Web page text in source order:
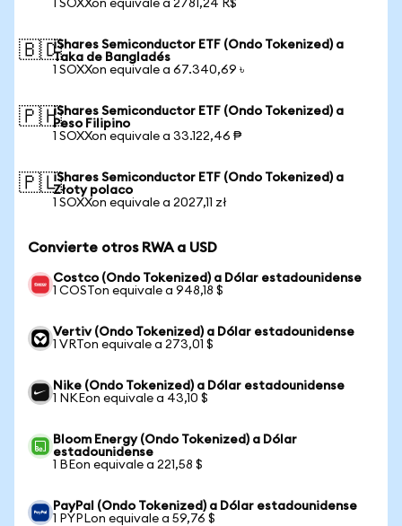
1 SOXXon equivale a 2781,24 R$
🇧🇩iShares Semiconductor ETF (Ondo Tokenized) a
Taka de Bangladés
1 SOXXon equivale a 67.340,69 ৳
🇵🇭iShares Semiconductor ETF (Ondo Tokenized) a
Peso Filipino
1 SOXXon equivale a 33.122,46 ₱
🇵🇱iShares Semiconductor ETF (Ondo Tokenized) a
Złoty polaco
1 SOXXon equivale a 2027,11 zł
Convierte otros RWA a USD
Costco (Ondo Tokenized) a Dólar estadounidense
1 COSTon equivale a 948,18 $
Vertiv (Ondo Tokenized) a Dólar estadounidense
1 VRTon equivale a 273,01 $
Nike (Ondo Tokenized) a Dólar estadounidense
1 NKEon equivale a 43,10 $
Bloom Energy (Ondo Tokenized) a Dólar
estadounidense
1 BEon equivale a 221,58 $
PayPal (Ondo Tokenized) a Dólar estadounidense
1 PYPLon equivale a 59,76 $